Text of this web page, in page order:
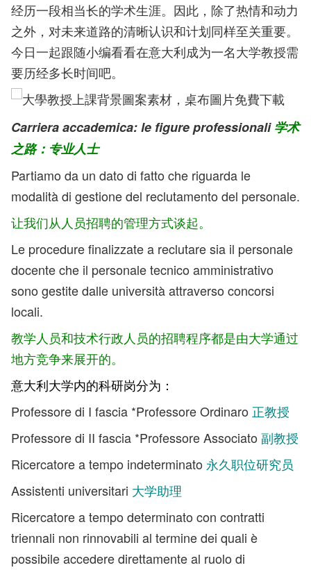
经历一段相当长的学术生涯。因此，除了热情和动力
之外，对未来道路的清晰认识和计划同样至关重要。
今日一起跟随小编看看在意大利成为一名大学教授需
要历经多长时间吧。
Carriera accademica: le figure professionali学术
之路：专业人士
Partiamo da un dato di fatto che riguarda le
modalità di gestione del reclutamento del personale.
让我们从人员招聘的管理方式谈起。
Le procedure finalizzate a reclutare sia il personale
docente che il personale tecnico amministrativo
sono gestite dalle università attraverso concorsi
locali.
教学人员和技术行政人员的招聘程序都是由大学通过
地方竞争来展开的。
意大利大学内的科研岗分为：
Professore di I fascia *Professore Ordinaro 正教授
Professore di II fascia *Professore Associato 副教授
Ricercatore a tempo indeterminato 永久职位研究员
Assistenti universitari 大学助理
Ricercatore a tempo determinato con contratti
triennali non rinnovabili al termine dei quali è
possibile accedere direttamente al ruolo di